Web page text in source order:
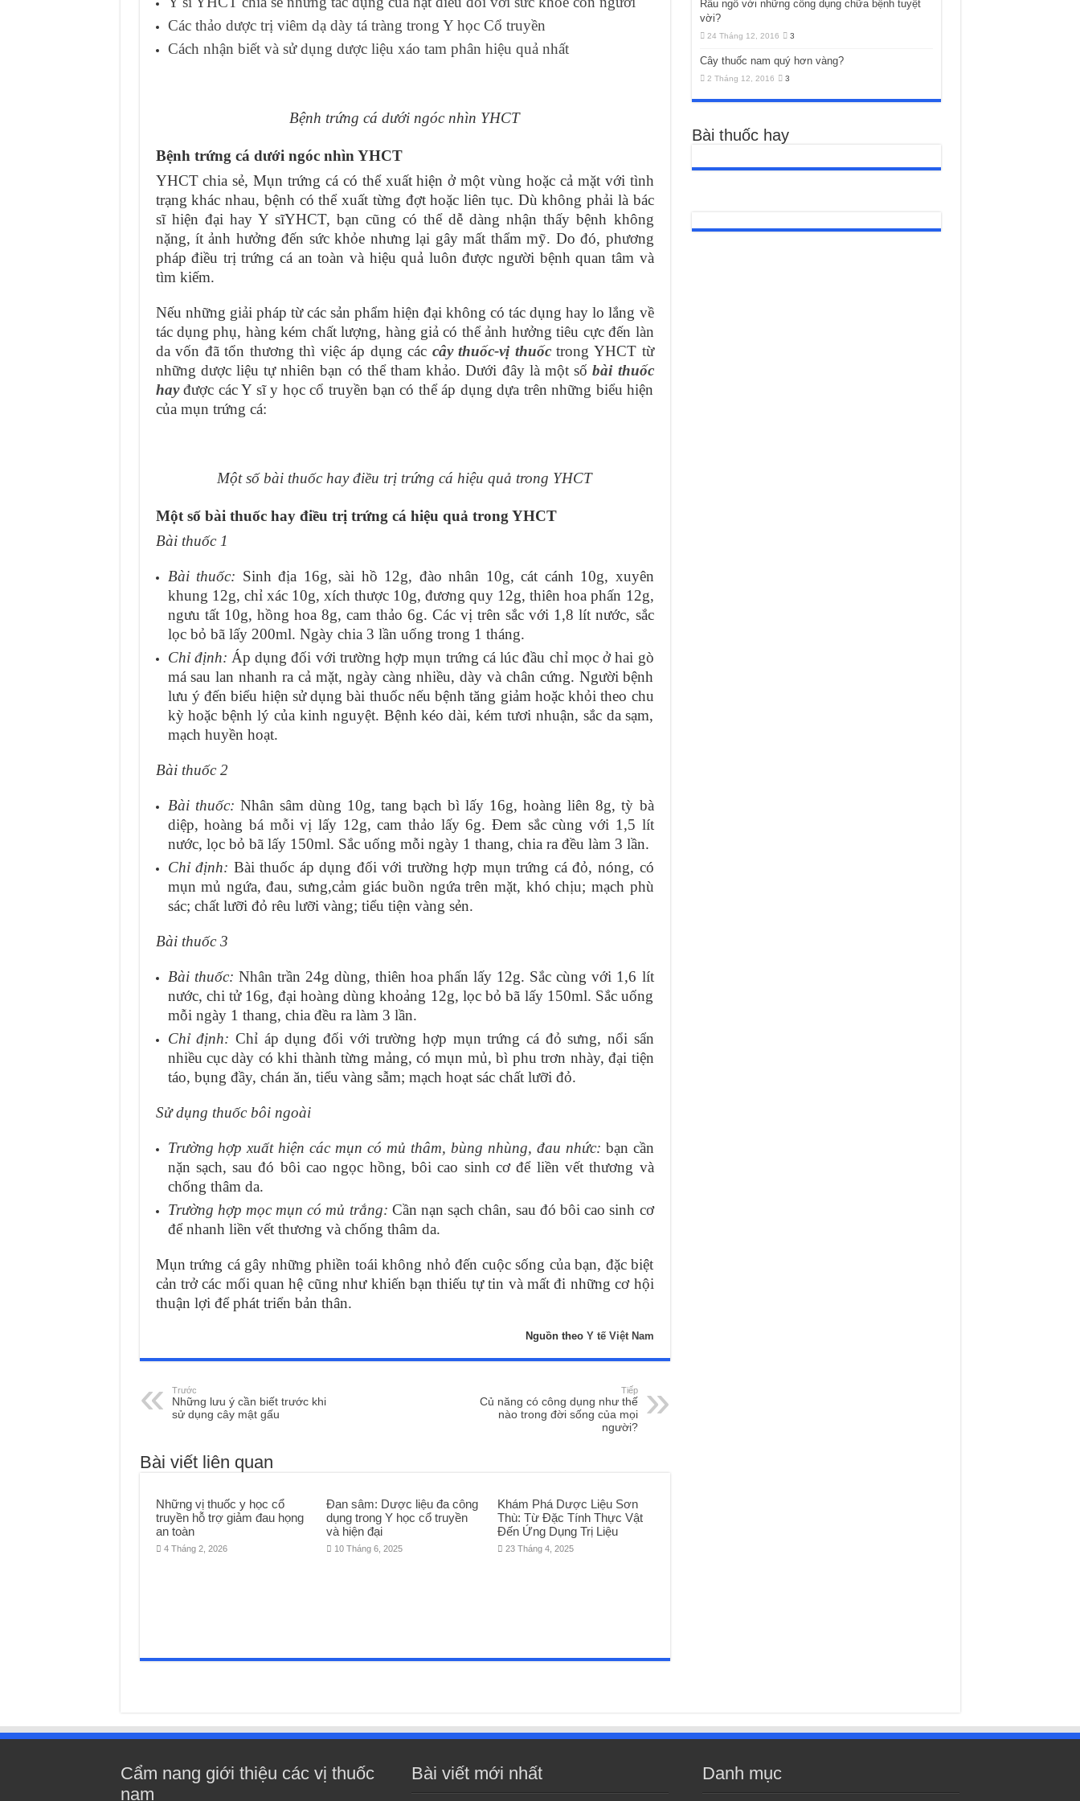
Các thảo dược trị viêm dạ dày tá tràng trong Y học Cổ truyền
Cách nhận biết và sử dụng dược liệu xáo tam phân hiệu quả nhất
Bệnh trứng cá dưới ngóc nhìn YHCT
Bệnh trứng cá dưới ngóc nhìn YHCT
YHCT chia sẻ, Mụn trứng cá có thể xuất hiện ở một vùng hoặc cả mặt với tình
trạng khác nhau, bệnh có thể xuất từng đợt hoặc liên tục. Dù không phải là bác
sĩ hiện đại hay Y sĩYHCT, bạn cũng có thể dễ dàng nhận thấy bệnh không
nặng, ít ảnh hưởng đến sức khỏe nhưng lại gây mất thẩm mỹ. Do đó, phương
pháp điều trị trứng cá an toàn và hiệu quả luôn được người bệnh quan tâm và
tìm kiếm.
Nếu những giải pháp từ các sản phẩm hiện đại không có tác dụng hay lo lắng về
tác dụng phụ, hàng kém chất lượng, hàng giả có thể ảnh hưởng tiêu cực đến làn
da vốn đã tổn thương thì việc áp dụng các cây thuốc-vị thuốctrong YHCT từ
những dược liệu tự nhiên bạn có thể tham khảo. Dưới đây là một sốbài thuốc
hayđược các Y sĩ y học cổ truyền bạn có thể áp dụng dựa trên những biểu hiện
của mụn trứng cá:
Một số bài thuốc hay điều trị trứng cá hiệu quả trong YHCT
Một số bài thuốc hay điều trị trứng cá hiệu quả trong YHCT
Bài thuốc 1
Bài thuốc: Sinh địa 16g, sài hồ 12g, đào nhân 10g, cát cánh 10g, xuyên
khung 12g, chỉ xác 10g, xích thược 10g, đương quy 12g, thiên hoa phấn 12g,
ngưu tất 10g, hồng hoa 8g, cam thảo 6g. Các vị trên sắc với 1,8 lít nước, sắc
lọc bỏ bã lấy 200ml. Ngày chia 3 lần uống trong 1 tháng.
Chỉ định: Áp dụng đối với trường hợp mụn trứng cá lúc đầu chỉ mọc ở hai gò
má sau lan nhanh ra cả mặt, ngày càng nhiều, dày và chân cứng. Người bệnh
lưu ý đến biểu hiện sử dụng bài thuốc nếu bệnh tăng giảm hoặc khỏi theo chu
kỳ hoặc bệnh lý của kinh nguyệt. Bệnh kéo dài, kém tươi nhuận, sắc da sạm,
mạch huyền hoạt.
Bài thuốc 2
Bài thuốc: Nhân sâm dùng 10g, tang bạch bì lấy 16g, hoàng liên 8g, tỳ bà
diệp, hoàng bá mỗi vị lấy 12g, cam thảo lấy 6g. Đem sắc cùng với 1,5 lít
nước, lọc bỏ bã lấy 150ml. Sắc uống mỗi ngày 1 thang, chia ra đều làm 3 lần.
Chỉ định: Bài thuốc áp dụng đối với trường hợp mụn trứng cá đỏ, nóng, có
mụn mủ ngứa, đau, sưng,cảm giác buồn ngứa trên mặt, khó chịu; mạch phù
sác; chất lưỡi đỏ rêu lưỡi vàng; tiểu tiện vàng sẻn.
Bài thuốc 3
Bài thuốc: Nhân trần 24g dùng, thiên hoa phấn lấy 12g. Sắc cùng với 1,6 lít
nước, chi tử 16g, đại hoàng dùng khoảng 12g, lọc bỏ bã lấy 150ml. Sắc uống
mỗi ngày 1 thang, chia đều ra làm 3 lần.
Chỉ định: Chỉ áp dụng đối với trường hợp mụn trứng cá đỏ sưng, nổi sẩn
nhiều cục dày có khi thành từng mảng, có mụn mủ, bì phu trơn nhày, đại tiện
táo, bụng đầy, chán ăn, tiểu vàng sẫm; mạch hoạt sác chất lưỡi đỏ.
Sử dụng thuốc bôi ngoài
Trường hợp xuất hiện các mụn có mủ thâm, bùng nhùng, đau nhức: bạn cần
nặn sạch, sau đó bôi cao ngọc hồng, bôi cao sinh cơ để liền vết thương và
chống thâm da.
Trường hợp mọc mụn có mủ trắng: Cần nạn sạch chân, sau đó bôi cao sinh cơ
để nhanh liền vết thương và chống thâm da.
Mụn trứng cá gây những phiền toái không nhỏ đến cuộc sống của bạn, đặc biệt
cản trở các mối quan hệ cũng như khiến bạn thiếu tự tin và mất đi những cơ hội
thuận lợi để phát triển bản thân.
Nguồn theo Y tế Việt Nam
Trước
Những lưu ý cần biết trước khi
sử dụng cây mật gấu
Tiếp
Củ năng có công dụng như thế
nào trong đời sống của mọi
người?
Bài viết liên quan
Những vị thuốc y học cổ
truyền hỗ trợ giảm đau họng
an toàn
4 Tháng 2, 2026
Đan sâm: Dược liệu đa công
dụng trong Y học cổ truyền
và hiện đại
10 Tháng 6, 2025
Khám Phá Dược Liệu Sơn
Thù: Từ Đặc Tính Thực Vật
Đến Ứng Dụng Trị Liệu
23 Tháng 4, 2025
Râu ngô với những công dụng chữa bệnh tuyệt
vời?
24 Tháng 12, 2016 3
Cây thuốc nam quý hơn vàng?
2 Tháng 12, 2016 3
Bài thuốc hay
Cẩm nang giới thiệu các vị thuốc
nam
Bài viết mới nhất Danh mục